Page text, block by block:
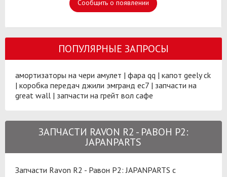
Сообщить о появлении
ПОПУЛЯРНЫЕ ЗАПРОСЫ
амортизаторы на чери амулет | фара qq | капот geely ck
| коробка передач джили эмгранд ес7 | запчасти на
great wall | запчасти на грейт вол сафе
ЗАПЧАСТИ RAVON R2 - РАВОН Р2:
JAPANPARTS
Запчасти Ravon R2 - Равон Р2: JAPANPARTS с